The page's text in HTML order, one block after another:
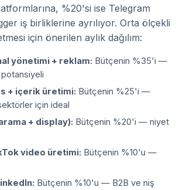
%20'si ise Telegram
iş birliklerine ayrılıyor. Orta ölçekli
için önerilen aylık dağılım:
yönetimi + reklam: Bütçenin %35'i —
+ içerik üretimi: Bütçenin %25'i —
için ideal
+ display): Bütçenin %20'i — niyet
video üretimi: Bütçenin %10'u —
Bütçenin %10'u — B2B ve niş